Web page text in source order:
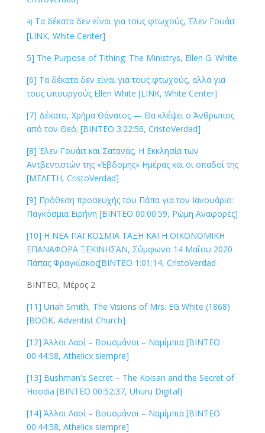
4] Τα δέκατα δεν είναι για τους φτωχούς, Έλεν Γουάιτ
[LINK, White Center]
5] The Purpose of Tithing: The Ministrys, Ellen G. White
[6] Τα δέκατα δεν είναι για τους φτωχούς, αλλά για
τους υπουργούς Ellen White [LINK, White Center]
[7] Δέκατο, Χρήμα Θάνατος — Θα κλέψει ο Άνθρωπος
από τον Θεό; [ΒΙΝΤΕΟ 3:22:56, CristoVerdad]
[8] Έλεν Γουάιτ και Σατανάς, Η Εκκλησία των
Αντβεντιστών της «Έβδομης» Ημέρας και οι οπαδοί της
[ΜΕΛΕΤΗ, CristoVerdad]
[9] Πρόθεση προσευχής του Πάπα για τον Ιανουάριο:
Παγκόσμια Ειρήνη [ΒΙΝΤΕΟ 00:00:59, Ρώμη Αναφορές]
[10] Η ΝΕΑ ΠΑΓΚΟΣΜΙΑ ΤΑΞΗ ΚΑΙ Η ΟΙΚΟΝΟΜΙΚΗ
ΕΠΑΝΑΦΟΡΑ ΞΕΚΙΝΗΣΑΝ, Σύμφωνο 14 Μαΐου 2020
Πάπας Φραγκίσκος[ΒΙΝΤΕΟ 1:01:14, CristoVerdad
ΒΙΝΤΕΟ, Μέρος 2
[11] Uriah Smith, The Visions of Mrs. EG White (1868)
[BOOK, Adventist Church]
[12] Άλλοι Λαοί – Βουσμάνοι – Ναμίμπια [ΒΙΝΤΕΟ
00:44:58, Athelicx siempre]
[13] Bushman's Secret – The Koisan and the Secret of
Hoodia [ΒΙΝΤΕΟ 00:52:37, Uhuru Digital]
[14] Άλλοι Λαοί – Βουσμάνοι – Ναμίμπια [ΒΙΝΤΕΟ
00:44:58, Athelicx siempre]